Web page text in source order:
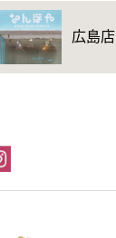
広島店